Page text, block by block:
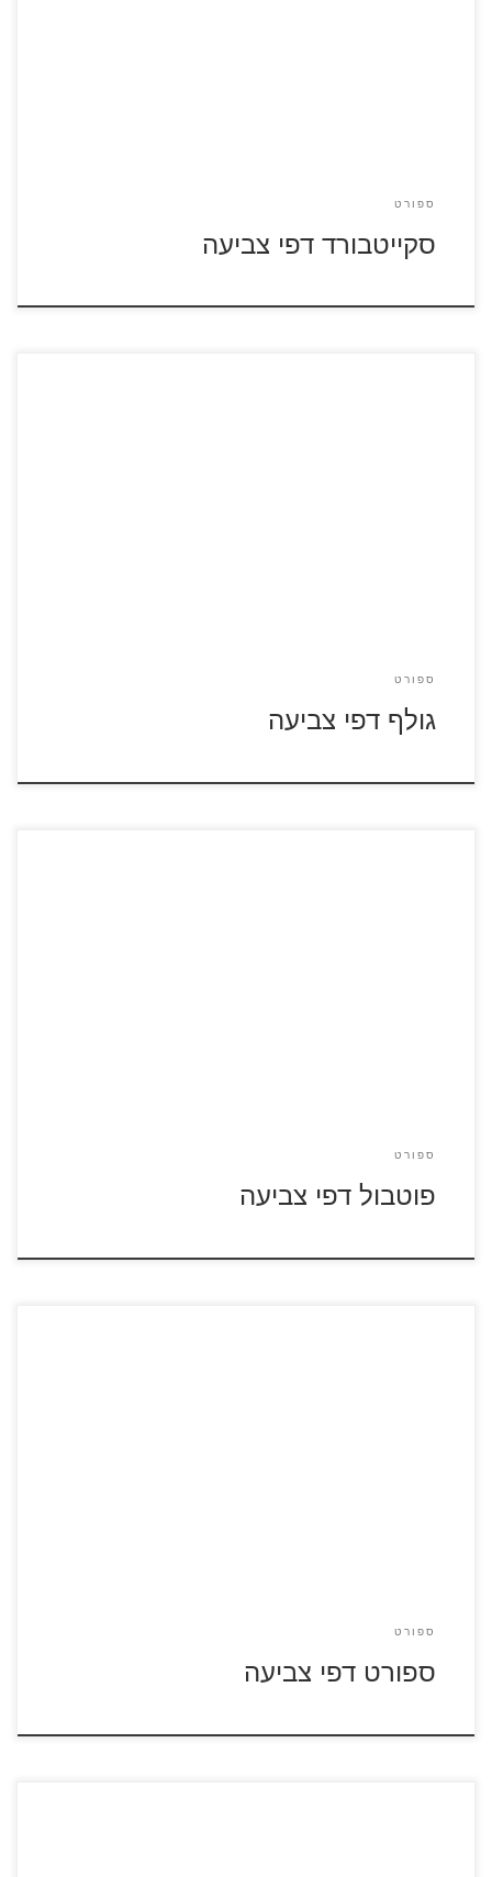
ספורט
סקייטבורד דפי צביעה
ספורט
גולף דפי צביעה
ספורט
פוטבול דפי צביעה
ספורט
ספורט דפי צביעה